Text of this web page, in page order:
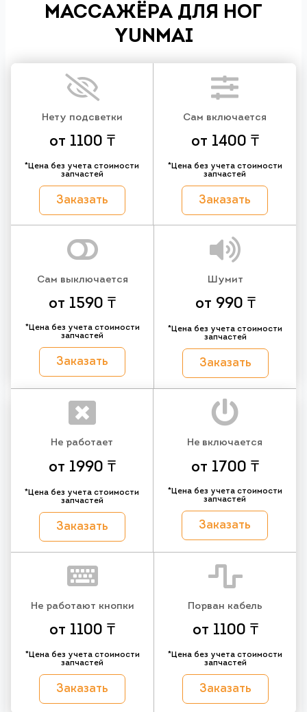
МАССАЖЁРА ДЛЯ НОГ
YUNMAI
Нету подсветки
от 1100 ₸
*Цена без учета стоимости
запчастей
Заказать
Сам включается
от 1400 ₸
*Цена без учета стоимости
запчастей
Заказать
Сам выключается
от 1590 ₸
*Цена без учета стоимости
запчастей
Заказать
Шумит
от 990 ₸
*Цена без учета стоимости
запчастей
Заказать
Не работает
от 1990 ₸
*Цена без учета стоимости
запчастей
Заказать
Не включается
от 1700 ₸
*Цена без учета стоимости
запчастей
Заказать
Не работают кнопки
от 1100 ₸
*Цена без учета стоимости
запчастей
Заказать
Порван кабель
от 1100 ₸
*Цена без учета стоимости
запчастей
Заказать